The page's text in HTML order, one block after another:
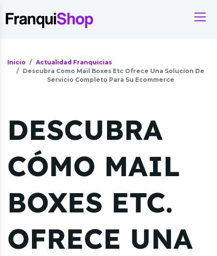
Inicio
Actualidad Franquicias
Descubra Como Mail Boxes Etc Ofrece Una Solucion De
Servicio Completo Para Su Ecommerce
DESCUBRA
CÓMO MAIL
BOXES ETC.
OFRECE UNA